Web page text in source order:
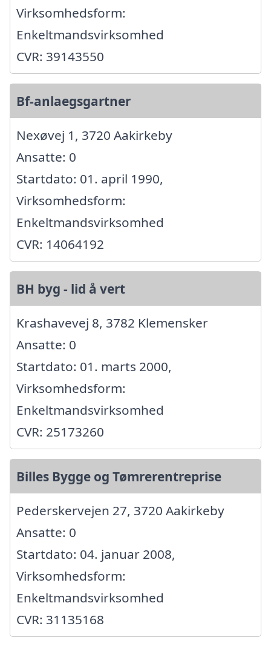
Virksomhedsform:
Enkeltmandsvirksomhed
CVR: 39143550
Bf-anlaegsgartner
Nexøvej 1, 3720 Aakirkeby
Ansatte: 0
Startdato: 01. april 1990,
Virksomhedsform:
Enkeltmandsvirksomhed
CVR: 14064192
BH byg - lid å vert
Krashavevej 8, 3782 Klemensker
Ansatte: 0
Startdato: 01. marts 2000,
Virksomhedsform:
Enkeltmandsvirksomhed
CVR: 25173260
Billes Bygge og Tømrerentreprise
Pederskervejen 27, 3720 Aakirkeby
Ansatte: 0
Startdato: 04. januar 2008,
Virksomhedsform:
Enkeltmandsvirksomhed
CVR: 31135168